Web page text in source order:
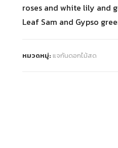
roses and white lily and
Leaf Sam and Gypso
หมวดหมู่:แจกันดอกไม้สด